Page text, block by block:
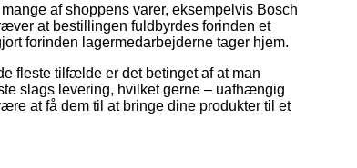
af shoppens varer, eksempelvis Bosch
at bestillingen fuldbyrdes forinden et
forinden lagermedarbejderne tager hjem.
fleste tilfælde er det betinget af at man
slags levering, hvilket gerne – uafhængig
at få dem til at bringe dine produkter til et